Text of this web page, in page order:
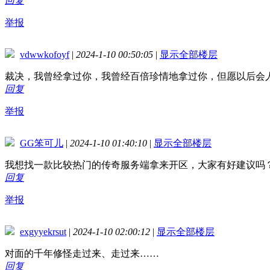
举报
vdwwkofoyf | 2024-1-10 00:50:05 | 显示全部楼层
裁决，我曾经拿过你，我曾经百倍珍情地拿过你，但愿以后会
回复
举报
GG笨可儿 | 2024-1-10 01:40:10 | 显示全部楼层
我想找一款比较热门的传奇服务端拿来开区，大家有好建议吗
回复
举报
exgyyekrsut | 2024-1-10 02:00:12 | 显示全部楼层
对面的千年修怪走过来、走过来……
回复